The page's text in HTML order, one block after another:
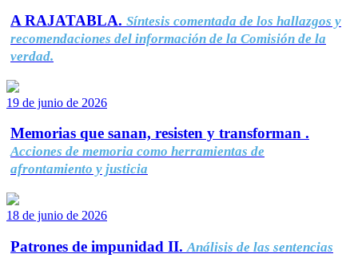
A RAJATABLA. Síntesis comentada de los hallazgos y
recomendaciones del información de la Comisión de la
verdad.
19 de junio de 2026
Memorias que sanan, resisten y transforman .
Acciones de memoria como herramientas de
afrontamiento y justicia
18 de junio de 2026
Patrones de impunidad II. Análisis de las sentencias